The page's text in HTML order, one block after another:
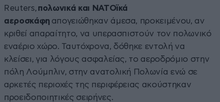
Reuters, πολωνικά και ΝΑΤΟϊκά
αεροσκάφη απογειώθηκαν άμεσα, προκειμένου, αν
κριθεί απαραίτητο, να υπερασπιστούν τον πολωνικό
εναέριο χώρο. Ταυτόχρονα, δόθηκε εντολή να
κλείσει, για λόγους ασφαλείας, το αεροδρόμιο στην
πόλη Λούμπλιν, στην ανατολική Πολωνία ενώ σε
αρκετές περιοχές της περιφέρειας ακούστηκαν
προειδοποιητικές σειρήνες.